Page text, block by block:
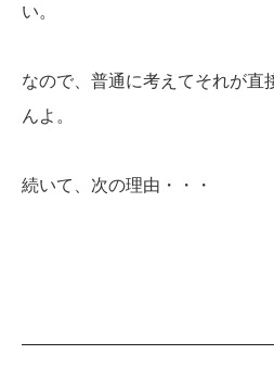
い。
なので、普通に考えてそれが直
んよ。
続いて、次の理由・・・